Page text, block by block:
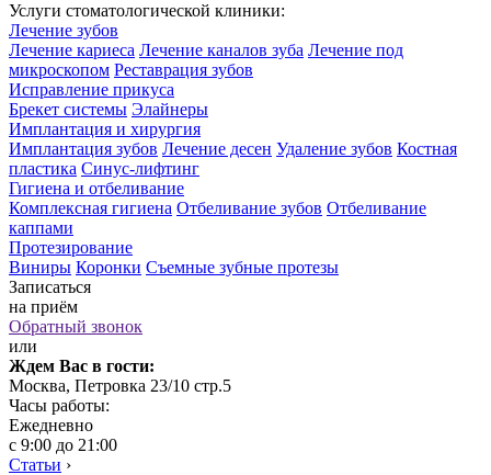
Услуги стоматологической клиники:
Лечение зубов
Лечение кариеса Лечение каналов зуба Лечение под
микроскопом Реставрация зубов
Исправление прикуса
Брекет системы Элайнеры
Имплантация и хирургия
Имплантация зубов Лечение десен Удаление зубов Костная
пластика Синус-лифтинг
Гигиена и отбеливание
Комплексная гигиена Отбеливание зубов Отбеливание
каппами
Протезирование
Виниры Коронки Съемные зубные протезы
Записаться
на приём
Обратный звонок
или
Ждем Вас в гости:
Москва, Петровка 23/10 стр.5
Часы работы:
Ежедневно
с 9:00 до 21:00
Статьи ›